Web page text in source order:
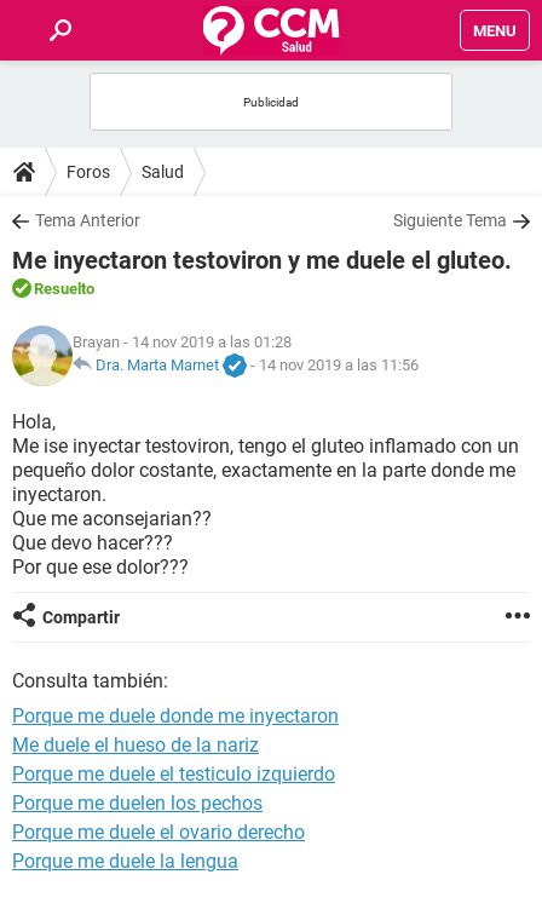
MENU
FOROS
SALUD
FAMILIA
NUTRICIÓN
SEXUALIDAD
GLOSARIO
Foros Salud
Tema Anterior Siguiente Tema
Me inyectaron testoviron y me duele el gluteo.
Resuelto
Brayan - 14 nov 2019 a las 01:28
Dra. Marta Marnet
- 14 nov 2019 a las 11:56
Hola,
Me ise inyectar testoviron, tengo el gluteo inflamado con un
pequeño dolor costante, exactamente en la parte donde me
inyectaron.
Que me aconsejarian??
Que devo hacer???
Por que ese dolor???
Compartir
Consulta también:
Porque me duele donde me inyectaron
Me duele el hueso de la nariz
Porque me duele el testiculo izquierdo
Porque me duelen los pechos
Porque me duele el ovario derecho
Porque me duele la lengua